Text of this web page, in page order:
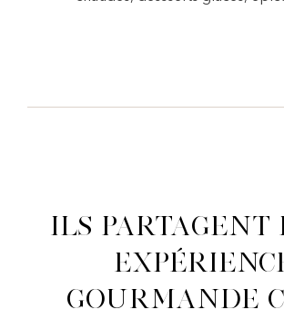
Ils partagent
gourmande